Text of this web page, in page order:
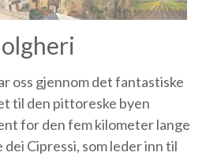
oss gjennom det fantastiske
til den pittoreske byen
for den fem kilometer lange
Cipressi, som leder inn til